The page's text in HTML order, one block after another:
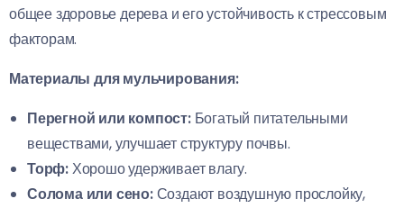
общее здоровье дерева и его устойчивость к стрессовым
факторам.
Материалы для мульчирования:
Перегной или компост:Богатый питательными
веществами, улучшает структуру почвы.
Торф:Хорошо удерживает влагу.
Солома или сено:Создают воздушную прослойку,